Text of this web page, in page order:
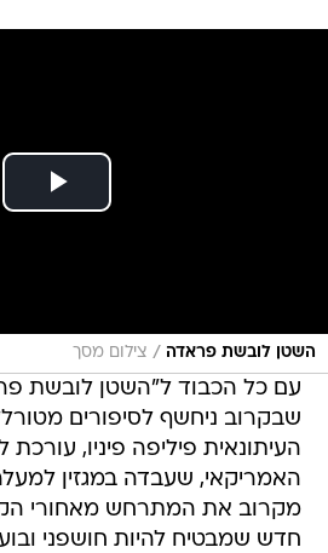
השטן לובשת פראדה / צילום מסך
עם כל הכבוד ל"השטן לובשת
שבקרוב ניחשף לסיפורים
העיתונאית פיליפה פיניו, עורכת
האמריקאי, שעבדה במגזין
מקרוב את המתרחש מאחורי
חדש שמבטיח להיות חושפני